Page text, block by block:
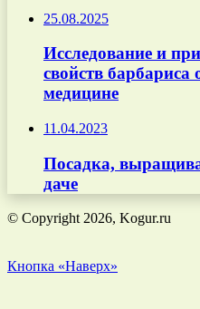
25.08.2025
Исследование и
свойств
медицине
11.04.2023
Посадка,
даче
© Copyright 2026, Kogur.ru
Кнопка «Наверх»